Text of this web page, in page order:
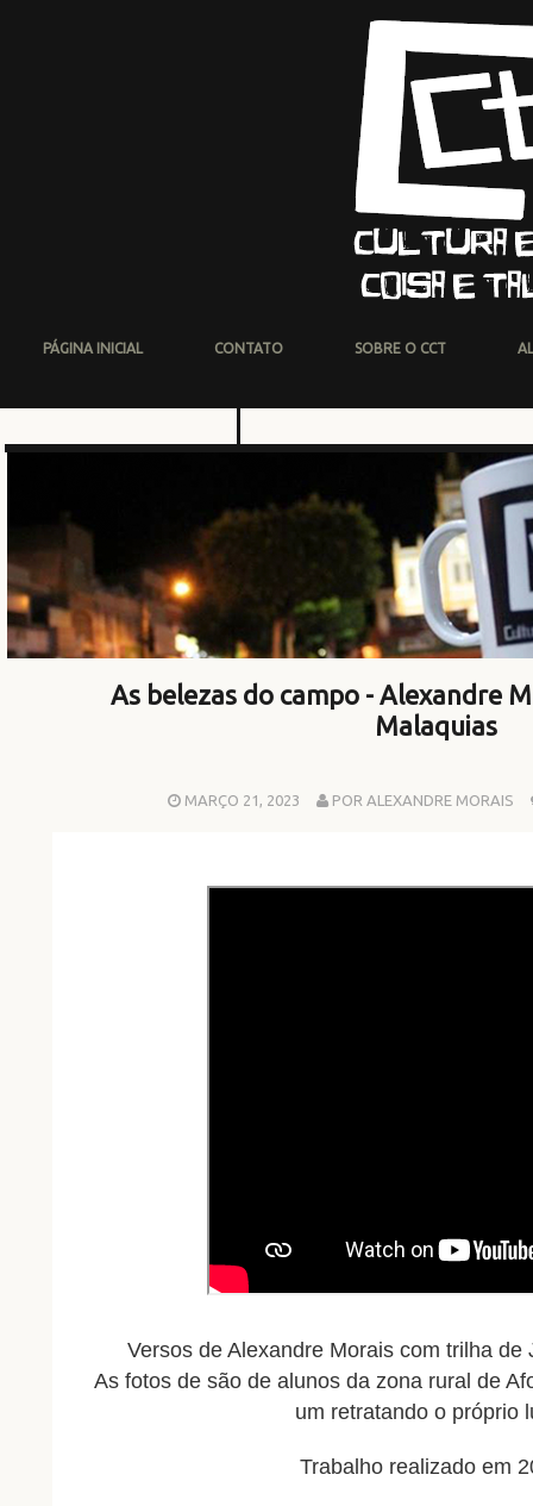
PÁGINA INICIAL CONTATO SOBRE O CCT
As belezas do campo - Alexandre
Malaquias
MARÇO 21, 2023 POR ALEXANDRE MORAIS
Versos de Alexandre Morais com trilha de
As fotos de são de alunos da zona rural de
um retratando o próprio
Trabalho realizado em